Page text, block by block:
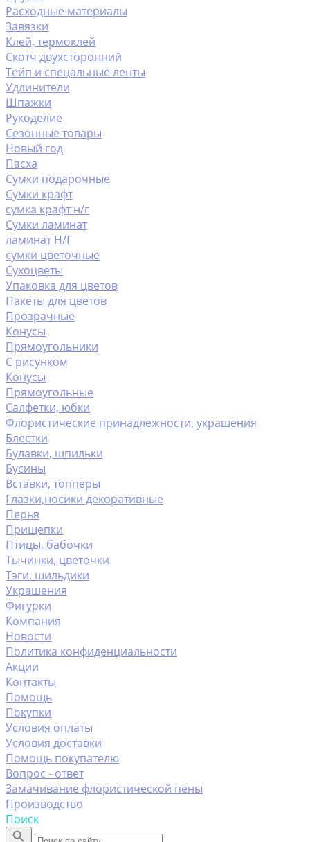
Расходные материалы
Завязки
Клей, термоклей
Скотч двухсторонний
Тейп и спецальные ленты
Удлинители
Шпажки
Рукоделие
Сезонные товары
Новый год
Пасха
Сумки подарочные
Сумки крафт
сумка крафт н/г
Сумки ламинат
ламинат Н/Г
сумки цветочные
Сухоцветы
Упаковка для цветов
Пакеты для цветов
Прозрачные
Конусы
Прямоугольники
С рисунком
Конусы
Прямоугольные
Салфетки, юбки
Флористические принадлежности, украшения
Блестки
Булавки, шпильки
Бусины
Вставки, топперы
Глазки,носики декоративные
Перья
Прищепки
Птицы, бабочки
Тычинки, цветочки
Тэги. шильдики
Украшения
Фигурки
Компания
Новости
Политика конфиденциальности
Акции
Контакты
Помощь
Покупки
Условия оплаты
Условия доставки
Помощь покупателю
Вопрос - ответ
Замачивание флористической пены
Производство
Поиск